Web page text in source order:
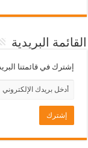
القائمة البريدية
إشترك في قائمتنا